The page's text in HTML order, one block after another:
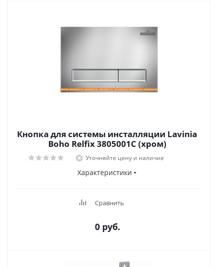
Кнопка для системы инсталляции Lavinia
Boho Relfix 3805001C (хром)
Уточняйте цену и наличие
Характеристики
Сравнить
0 руб.